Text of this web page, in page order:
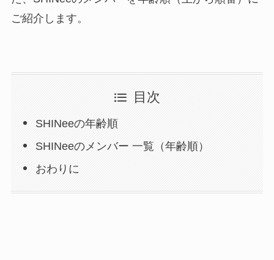
ご紹介します。
目次
SHINeeの年齢順
SHINeeのメンバー 一覧（年齢順）
おわりに